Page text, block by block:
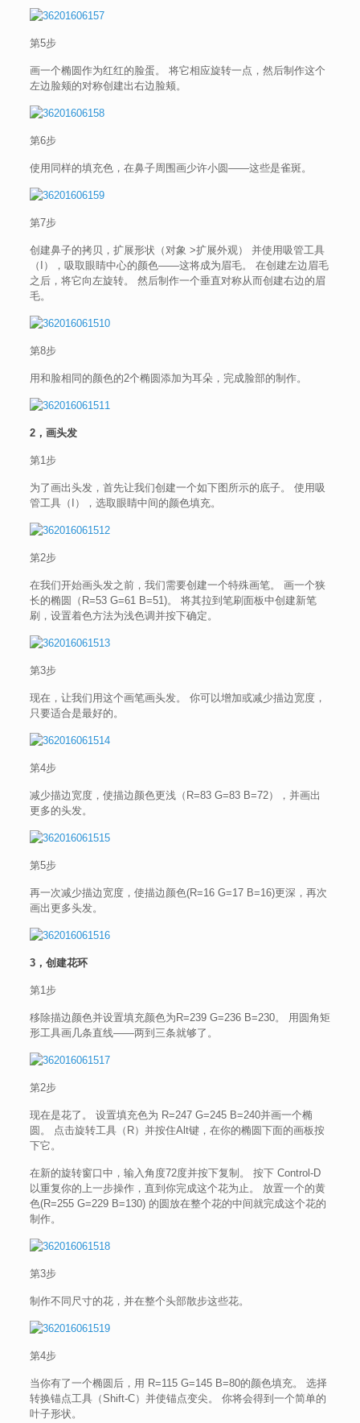
第5步
画一个椭圆作为红红的脸蛋。 将它相应旋转一点，然后制作这个
左边脸颊的对称创建出右边脸颊。
第6步
使用同样的填充色，在鼻子周围画少许小圆——这些是雀斑。
第7步
创建鼻子的拷贝，扩展形状（对象 >扩展外观） 并使用吸管工具
（I），吸取眼睛中心的颜色——这将成为眉毛。 在创建左边眉毛
之后，将它向左旋转。 然后制作一个垂直对称从而创建右边的眉
毛。
第8步
用和脸相同的颜色的2个椭圆添加为耳朵，完成脸部的制作。
2，画头发
第1步
为了画出头发，首先让我们创建一个如下图所示的底子。 使用吸
管工具（I），选取眼睛中间的颜色填充。
第2步
在我们开始画头发之前，我们需要创建一个特殊画笔。 画一个狭
长的椭圆（R=53 G=61 B=51)。 将其拉到笔刷面板中创建新笔
刷，设置着色方法为浅色调并按下确定。
第3步
现在，让我们用这个画笔画头发。 你可以增加或减少描边宽度，
只要适合是最好的。
第4步
减少描边宽度，使描边颜色更浅（R=83 G=83 B=72），并画出
更多的头发。
第5步
再一次减少描边宽度，使描边颜色(R=16 G=17 B=16)更深，再次
画出更多头发。
3，创建花环
第1步
移除描边颜色并设置填充颜色为R=239 G=236 B=230。 用圆角矩
形工具画几条直线——两到三条就够了。
第2步
现在是花了。 设置填充色为 R=247 G=245 B=240并画一个椭
圆。 点击旋转工具（R）并按住Alt键，在你的椭圆下面的画板按
下它。
在新的旋转窗口中，输入角度72度并按下复制。 按下 Control-D
以重复你的上一步操作，直到你完成这个花为止。 放置一个的黄
色(R=255 G=229 B=130) 的圆放在整个花的中间就完成这个花的
制作。
第3步
制作不同尺寸的花，并在整个头部散步这些花。
第4步
当你有了一个椭圆后，用 R=115 G=145 B=80的颜色填充。 选择
转换锚点工具（Shift-C）并使锚点变尖。 你将会得到一个简单的
叶子形状。